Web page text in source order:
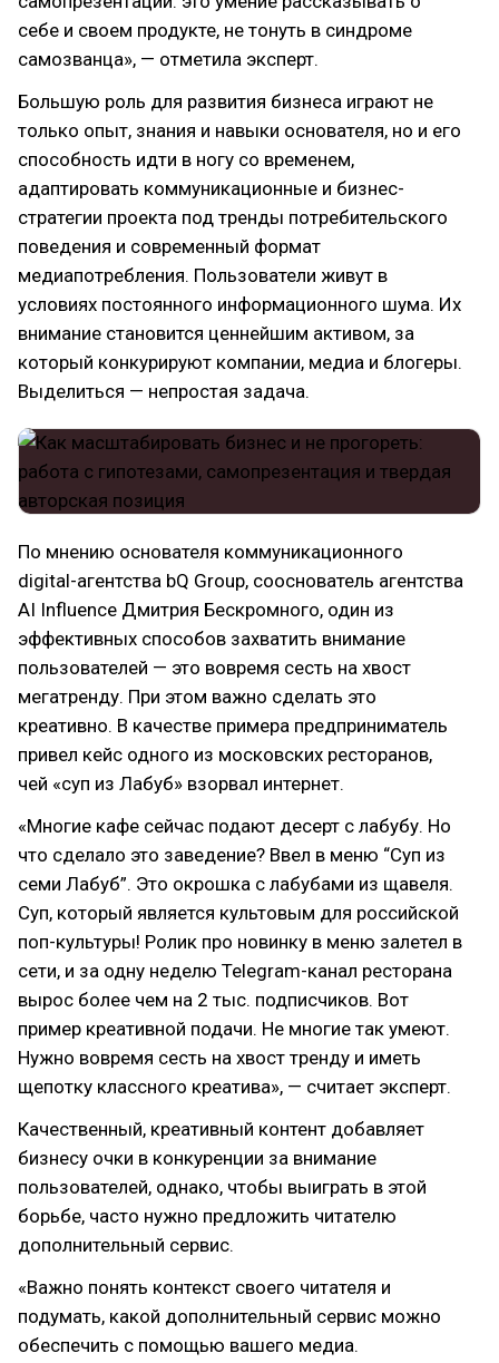
себе и своем продукте, не тонуть в синдроме
самозванца», — отметила эксперт.
Большую роль для развития бизнеса играют не
только опыт, знания и навыки основателя, но и его
способность идти в ногу со временем,
адаптировать коммуникационные и бизнес-
стратегии проекта под тренды потребительского
поведения и современный формат
медиапотребления. Пользователи живут в
условиях постоянного информационного шума. Их
внимание становится ценнейшим активом, за
который конкурируют компании, медиа и блогеры.
Выделиться — непростая задача.
По мнению основателя коммуникационного
digital-агентства bQ Group, сооснователь агентства
AI Influence Дмитрия Бескромного, один из
эффективных способов захватить внимание
пользователей — это вовремя сесть на хвост
мегатренду. При этом важно сделать это
креативно. В качестве примера предприниматель
привел кейс одного из московских ресторанов,
чей «суп из Лабуб» взорвал интернет.
«Многие кафе сейчас подают десерт с лабубу. Но
что сделало это заведение? Ввел в меню “Суп из
семи Лабуб”. Это окрошка с лабубами из щавеля.
Суп, который является культовым для российской
поп-культуры! Ролик про новинку в меню залетел в
сети, и за одну неделю Telegram-канал ресторана
вырос более чем на 2 тыс. подписчиков. Вот
пример креативной подачи. Не многие так умеют.
Нужно вовремя сесть на хвост тренду и иметь
щепотку классного креатива», — считает эксперт.
Качественный, креативный контент добавляет
бизнесу очки в конкуренции за внимание
пользователей, однако, чтобы выиграть в этой
борьбе, часто нужно предложить читателю
дополнительный сервис.
«Важно понять контекст своего читателя и
подумать, какой дополнительный сервис можно
обеспечить с помощью вашего медиа.